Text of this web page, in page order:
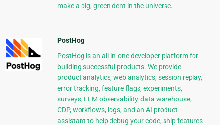
make a big, green dent in the universe.
PostHog
PostHog is an all-in-one developer platform for
building successful products. We provide
product analytics, web analytics, session replay,
error tracking, feature flags, experiments,
surveys, LLM observability, data warehouse,
CDP, workflows, logs, and an AI product
assistant to help debug your code, ship features